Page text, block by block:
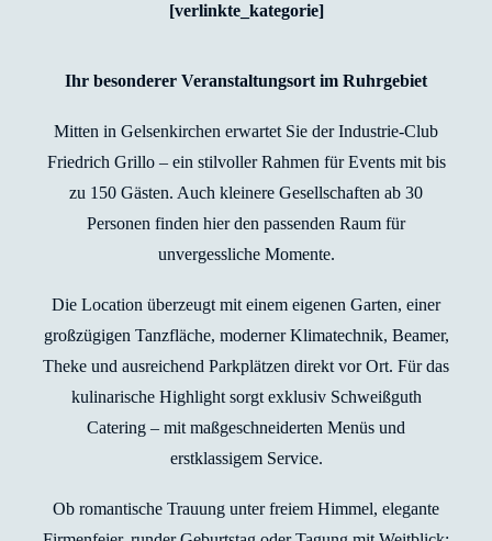
[verlinkte_kategorie]
Ihr besonderer Veranstaltungsort im Ruhrgebiet
Mitten in Gelsenkirchen erwartet Sie der Industrie-Club
Friedrich Grillo – ein stilvoller Rahmen für Events mit bis
zu 150 Gästen. Auch kleinere Gesellschaften ab 30
Personen finden hier den passenden Raum für
unvergessliche Momente.
Die Location überzeugt mit einem eigenen Garten, einer
großzügigen Tanzfläche, moderner Klimatechnik, Beamer,
Theke und ausreichend Parkplätzen direkt vor Ort. Für das
kulinarische Highlight sorgt exklusiv Schweißguth
Catering – mit maßgeschneiderten Menüs und
erstklassigem Service.
Ob romantische Trauung unter freiem Himmel, elegante